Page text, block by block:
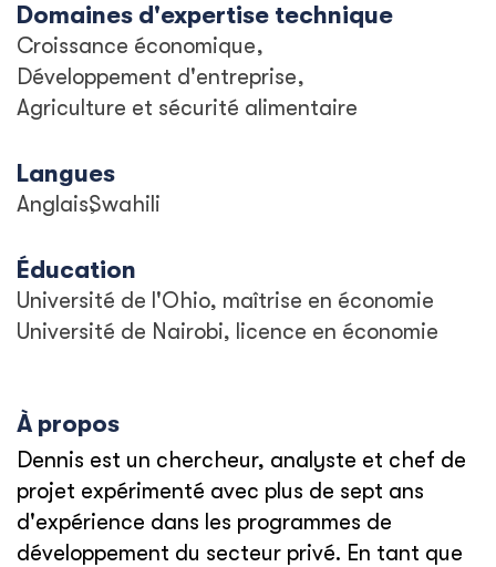
Domaines d'expertise technique
Croissance économique
Développement d'entreprise
Agriculture et sécurité alimentaire
Langues
AnglaisSwahili
Éducation
Université de l'Ohio, maîtrise en économie
Université de Nairobi, licence en économie
À propos
Dennis est un chercheur, analyste et chef de
projet expérimenté avec plus de sept ans
d'expérience dans les programmes de
développement du secteur privé. En tant que